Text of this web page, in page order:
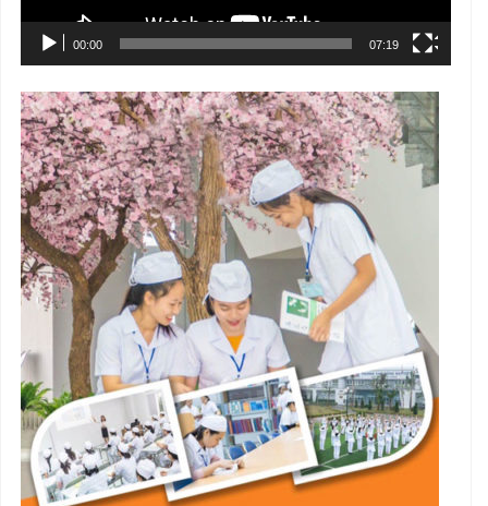
00:00 07:19